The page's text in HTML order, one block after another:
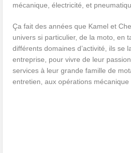
mécanique, électricité, et
Ça fait des années que Kamel et
univers si particulier, de la moto, en
différents domaines d’activité, ils se
entreprise, pour vivre de leur
services à leur grande famille de
entretien, aux opérations mécanique